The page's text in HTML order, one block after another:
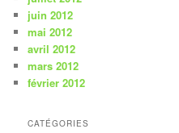
juin 2012
mai 2012
avril 2012
mars 2012
février 2012
CATÉGORIES